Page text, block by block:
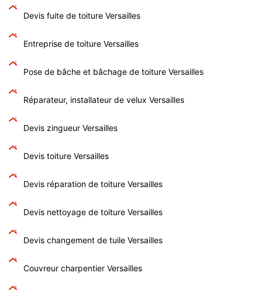
Devis fuite de toiture Versailles
Entreprise de toiture Versailles
Pose de bâche et bâchage de toiture Versailles
Réparateur, installateur de velux Versailles
Devis zingueur Versailles
Devis toiture Versailles
Devis réparation de toiture Versailles
Devis nettoyage de toiture Versailles
Devis changement de tuile Versailles
Couvreur charpentier Versailles